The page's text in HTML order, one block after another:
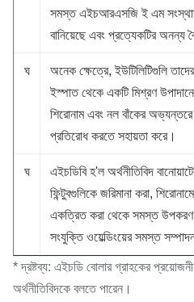
সমস্ত এইচআরএসজি ই এম
বানিয়েছে এবং প্রত্যেকটির অনন্য
ঘ
অনেক ক্ষেত্রে, ইউটিলিটিগুলি
ইস্পাত থেকে একটি মিশ্রণ
শিরোনাম এবং নল বাঁকের
প্রতিরোধ করতে সহায়তা করে।
ঘ
এইচডিবি হ'ল অর্থনীতিবিদ
ফিন্টুবগুলিকে জরিমানা করা,
একত্রিত করা থেকে সমস্ত
সংযুক্তি ওয়েল্ডিংয়ের সমস্ত
* দ্রষ্টব্য: এইচডি বোলার গ্রাহকের
অর্থনীতিবিদকে বলতে পারেন।